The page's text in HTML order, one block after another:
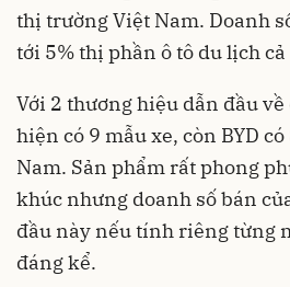
thị trường Việt Nam. Doanh
tới 5% thị phần ô tô du lịch cả
Với 2 thương hiệu dẫn đầu
hiện có 9 mẫu xe, còn BYD
Nam. Sản phẩm rất phong
khúc nhưng doanh số bán
đầu này nếu tính riêng từng
đáng kể.